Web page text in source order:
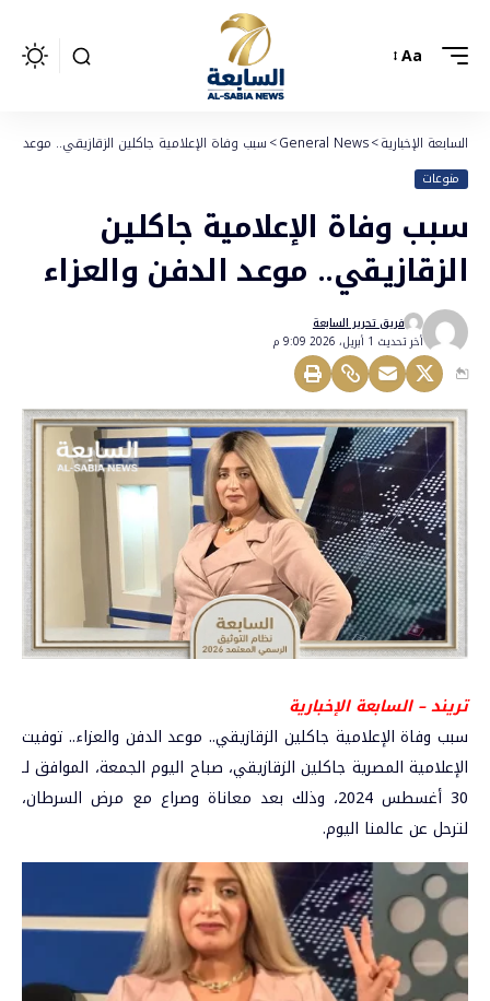
Aa
السابعة الإخبارية>
General News
>سبب وفاة الإعلامية جاكلين الزقازيقي.. موعد
منوعات
سبب وفاة الإعلامية جاكلين
الزقازيقي.. موعد الدفن والعزاء
أخر تحديث 1 أبريل، 2026 9:09 م
فريق تحرير السابعة
تريند – السابعة الإخبارية
سبب وفاة الإعلامية جاكلين الزقازيقي.. موعد الدفن والعزاء.. توفيت
الإعلامية المصرية جاكلين الزقازيقي، صباح اليوم الجمعة، الموافق لـ
30 أغسطس 2024، وذلك بعد معاناة وصراع مع
مرض السرطان،
لترحل عن عالمنا اليوم.